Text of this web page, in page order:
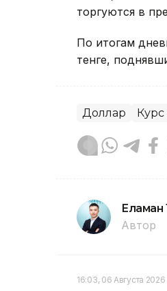
торгуются в
По итогам
тенге,
Доллар Курс
Еламан
Автор
16:03, 06 Августа 2026